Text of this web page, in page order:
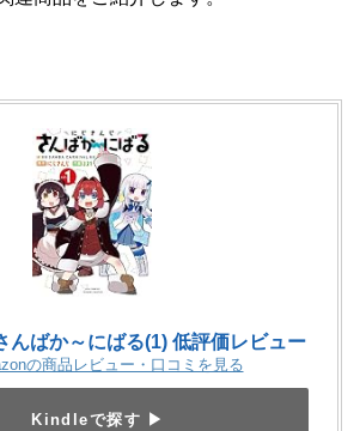
んばか～にばる(1) 低評価レビュー
の商品レビュー・口コミを見る
Kindleで探す ▶